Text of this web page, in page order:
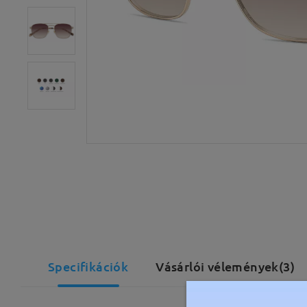
Specifikációk Vásárlói vélemények(3)